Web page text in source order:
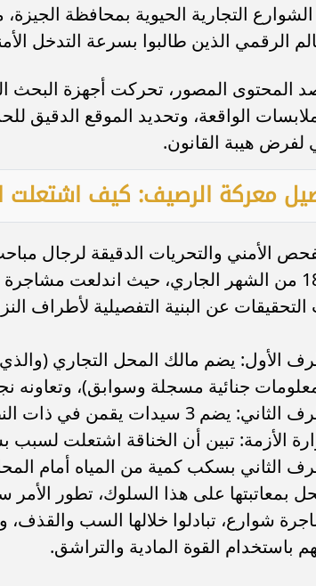
التجارية الحيوية بمحافظة
الرقمي الذين طالبوا بسرعة التدخل
المحتوى المصور، تحركت أجهزة البحث
الواقعة، وتحديد الموقع الدقيق
لفرض هيبة القانون.
معركة الرصيف: كيف اشتعلت
الأمني والتحريات الدقيقة لرجال
إلى الـ 18 من الشهر الجاري، حيث اندلعت
عن البنية التفصيلية لأطراف
الأول: يضم مالك المحل التجاري
جنائية مسجلة وسوابق)، وتعاونه
يضم 3 سيدات يقمن في ذات النطاق الجغرافي.
الأزمة: تبين أن الخناقة اشتعلت
الثاني بسكب كمية من المياه أمام
بمعاتبتها على هذا السلوك، تطور
شوارع، تبادلوا خلالها السب
باستخدام القوة المادية والتراشق.